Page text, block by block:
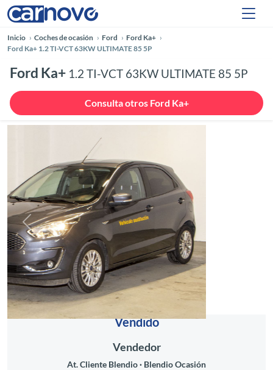
Inicio Coches de ocasión Ford
Ford Ka+
Ford Ka+ 1.2 TI-VCT 63KW ULTIMATE 85 5P
Ford Ka+ 1.2 TI-VCT 63KW ULTIMATE 85 5P
Consulta otros Ford Ka+
Anterior
Vendido
Vendedor
At. Cliente Blendio Blendio Ocasión